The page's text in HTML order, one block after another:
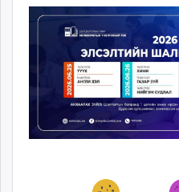
today.mn
asu.mn